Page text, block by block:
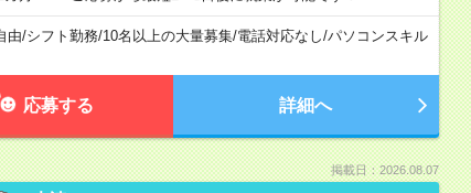
由/シフト勤務/10名以上の大量募集/電話対応なし/パソコンスキル
応募する 詳細へ
掲載日：2026.08.07